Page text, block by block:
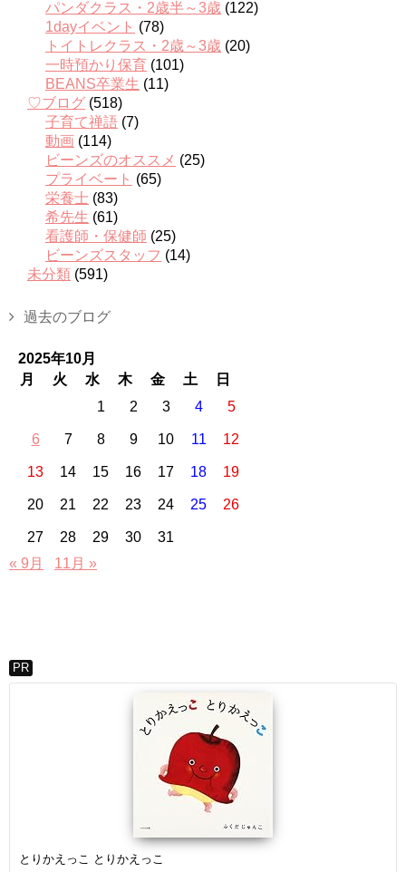
パンダクラス・2歳半～3歳 (122)
1dayイベント (78)
トイトレクラス・2歳～3歳 (20)
一時預かり保育 (101)
BEANS卒業生 (11)
♡ブログ (518)
子育て禅語 (7)
動画 (114)
ビーンズのオススメ (25)
プライベート (65)
栄養士 (83)
希先生 (61)
看護師・保健師 (25)
ビーンズスタッフ (14)
未分類 (591)
過去のブログ
2025年10月
月
火 水 木 金 土
日
1
2 3 4 5
6 7 8 9 10 11 12
13 14 15 16 17 18 19
20 21 22 23 24 25 26
27 28 29 30
31
« 9月
11月 »
PR
とりかえっこ とりかえっこ